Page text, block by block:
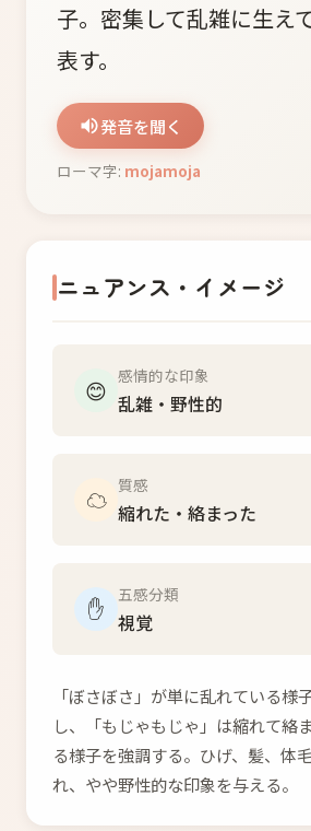
子。密集して乱雑に生え
表す。
発音を聞く
ローマ字: mojamoja
ニュアンス・イメージ
😊 感情的な印象
乱雑・野性的
☁️ 質感
縮れた・絡まった
✋ 五感分類
視覚
「ぼさぼさ」が単に乱れている様
し、「もじゃもじゃ」は縮れて絡
る様子を強調する。ひげ、髪、体
れ、やや野性的な印象を与える。